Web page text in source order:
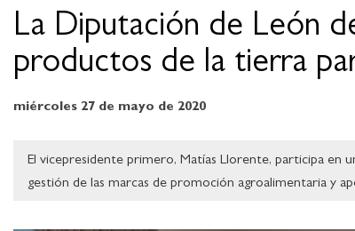
La Diputación de León
productos de la tierra
miércoles 27 de mayo de 2020
El vicepresidente primero, Matías Llorente, participa en
gestión de las marcas de promoción agroalimentaria y